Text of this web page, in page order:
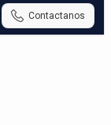
Contactanos